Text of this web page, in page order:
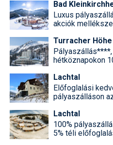
Bad
Luxus
akciók
Turracher Höhe
hétköznapokon
Lachtal
Előfoglalási
pályaszálláson
Lachtal
100%
5% téli